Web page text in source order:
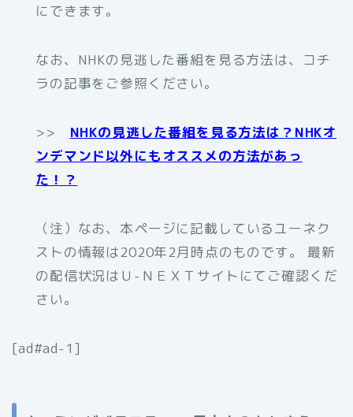
にできます。
なお、NHKの見逃した番組を見る方法は、コチ
ラの記事をご参照ください。
>> NHKの見逃した番組を見る方法は？NHKオ
ンデマンド以外にもオススメの方法があっ
た！？
（注）なお、本ページに記載しているユーネク
ストの情報は2020年2月時点のものです。 最新
の配信状況はＵ-ＮＥＸＴサイトにてご確認くだ
さい。
[ad#ad-1]